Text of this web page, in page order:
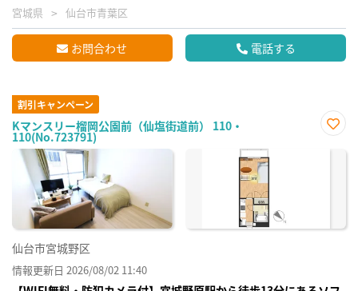
宮城県 仙台市青葉区
お問合わせ 電話する
割引キャンペーン
Kマンスリー榴岡公園前（仙塩街道前） 110・
110(No.723791)
に入
仙台市宮城野区
情報更新日 2026/08/02 11:40